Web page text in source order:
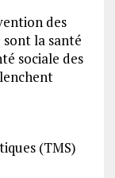
des
sont la santé
sociale des
(TMS)